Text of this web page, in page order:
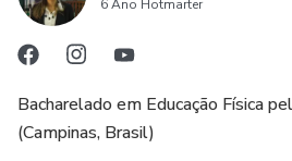
6 Ano Hotmarter
Bacharelado em Educação Física
(Campinas, Brasil)